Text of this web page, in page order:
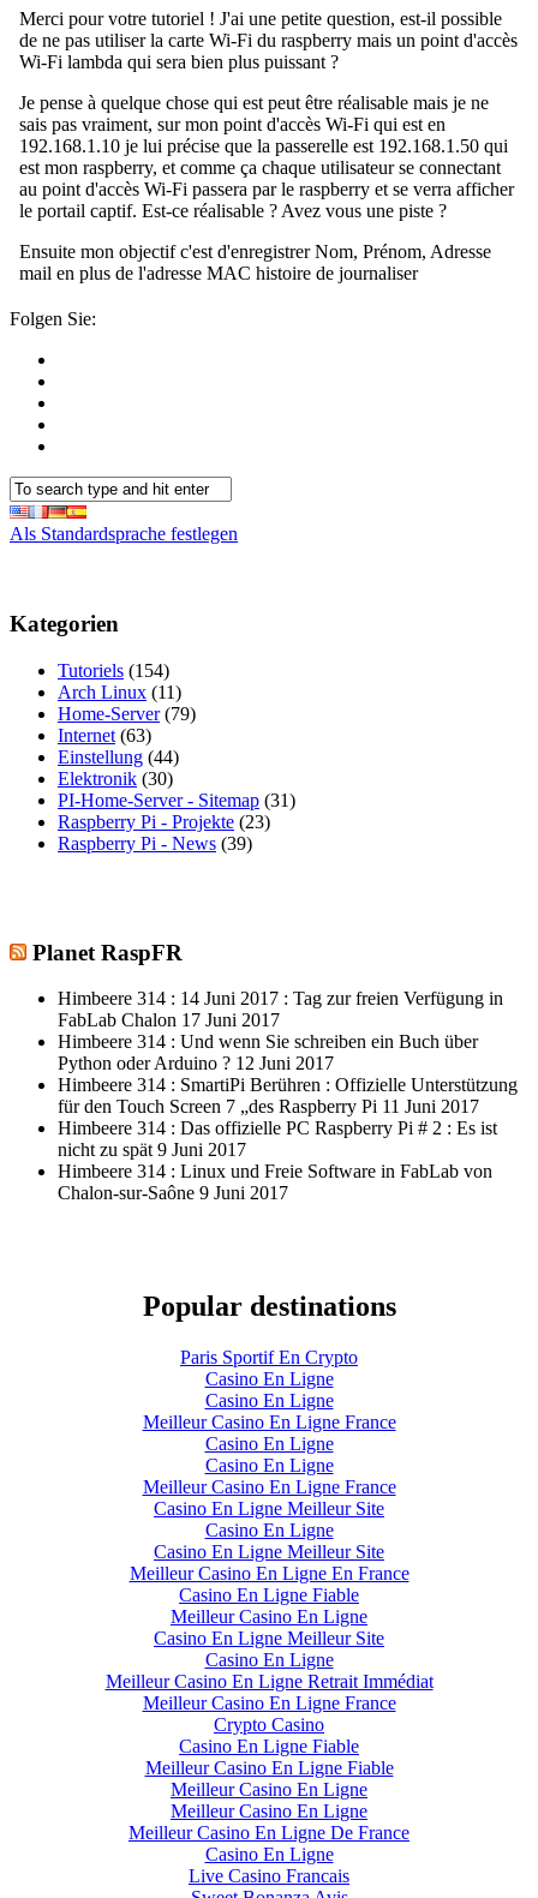
Folgen Sie:
Als Standardsprache festlegen
Kategorien
Tutoriels (154)
Arch Linux (11)
Home-Server(79)
Internet (63)
Einstellung (44)
Elektronik (30)
PI-Home-Server - Sitemap (31)
Raspberry Pi - Projekte (23)
Raspberry Pi - News (39)
Planet RaspFR
Himbeere 314 : 14 Juni 2017 : Tag zur freien Verfügung in
FabLab Chalon 17 Juni 2017
Himbeere 314 : Und wenn Sie schreiben ein Buch über
Python oder Arduino ? 12 Juni 2017
Himbeere 314 : SmartiPi Berühren : Offizielle Unterstützung
für den Touch Screen 7 „des Raspberry Pi 11 Juni 2017
Himbeere 314 : Das offizielle PC Raspberry Pi # 2 : Es ist
nicht zu spät 9 Juni 2017
Himbeere 314 : Linux und Freie Software in FabLab von
Chalon-sur-Saône 9 Juni 2017
Popular destinations
Paris Sportif En Crypto
Casino En Ligne
Casino En Ligne
Meilleur Casino En Ligne France
Casino En Ligne
Casino En Ligne
Meilleur Casino En Ligne France
Casino En Ligne Meilleur Site
Casino En Ligne
Casino En Ligne Meilleur Site
Meilleur Casino En Ligne En France
Casino En Ligne Fiable
Meilleur Casino En Ligne
Casino En Ligne Meilleur Site
Casino En Ligne
Meilleur Casino En Ligne Retrait Immédiat
Meilleur Casino En Ligne France
Crypto Casino
Casino En Ligne Fiable
Meilleur Casino En Ligne Fiable
Meilleur Casino En Ligne
Meilleur Casino En Ligne
Meilleur Casino En Ligne De France
Casino En Ligne
Live Casino Francais